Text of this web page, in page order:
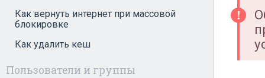
Как вернуть интернет при массовой
блокировке
Как удалить кеш
Пользователи и группы